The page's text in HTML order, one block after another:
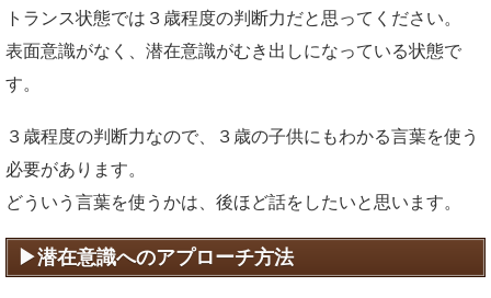
トランス状態では３歳程度の判断力だと思ってください。
表面意識がなく、潜在意識がむき出しになっている状態で
す。
３歳程度の判断力なので、３歳の子供にもわかる言葉を使う
必要があります。
どういう言葉を使うかは、後ほど話をしたいと思います。
潜在意識へのアプローチ方法